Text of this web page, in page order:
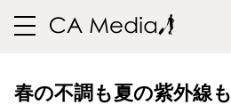
toggle
春の不調も夏の紫外線